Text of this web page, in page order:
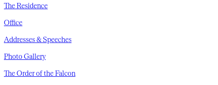
The Residence
Office
Addresses & Speeches
Photo Gallery
The Order of the Falcon